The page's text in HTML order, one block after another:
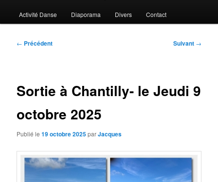
Activité Danse Diaporama Divers Contact
Navigation
← Précédent Suivant →
Sortie à Chantilly- le Jeudi 9
octobre 2025
Publié le19 octobre 2025parJacques